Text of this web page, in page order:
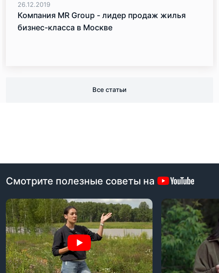
26.12.2019
Компания MR Group - лидер продаж жилья
бизнес-класса в Москве
Все статьи
Смотрите полезные советы на